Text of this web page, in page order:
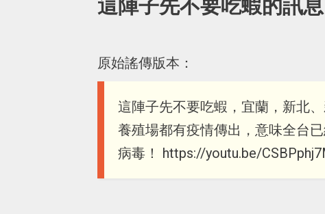
這陣子先不要吃蝦的訊息
原始謠傳版本：
這陣子先不要吃蝦，宜蘭，新北
養殖場都有疫情傳出，意味全台
病毒！ https://youtu.be/